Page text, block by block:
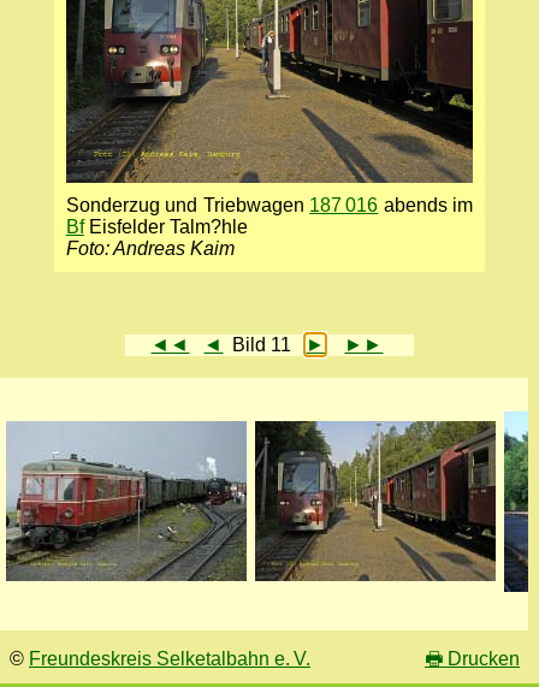
Sonderzug und Triebwagen 187 016 abends im
BfEisfelder Talm?hle
Foto: Andreas Kaim
◄◄ ◄ Bild 11 ► ►►
© Freundeskreis Selketalbahn e. V. 🖶 Drucken